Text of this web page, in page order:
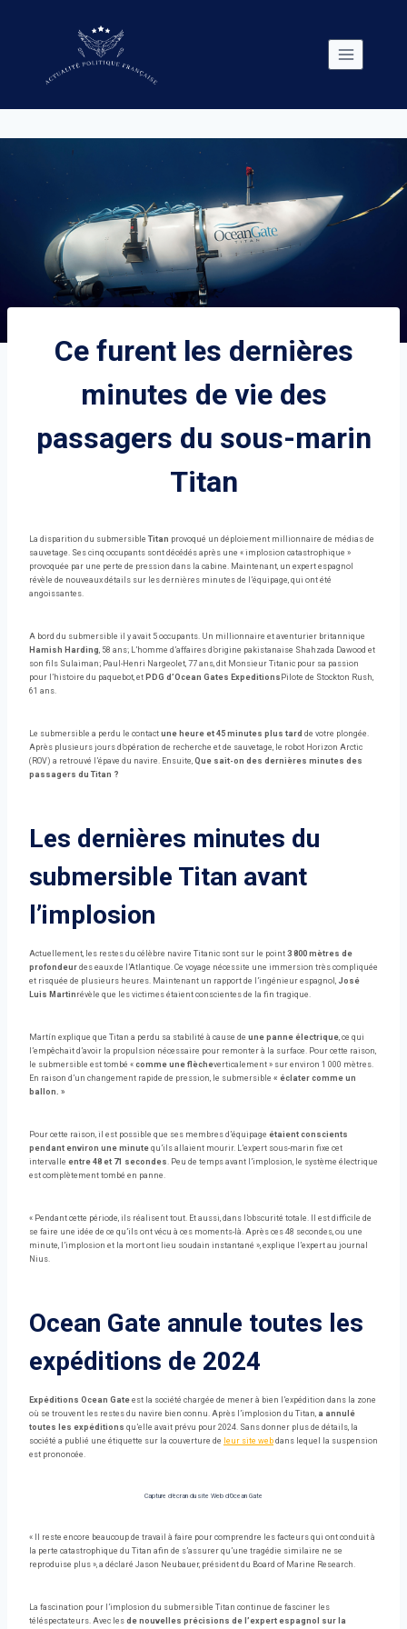
Ce furent les dernières
minutes de vie des
passagers du sous-marin
Titan
La disparition du submersibleTitan provoqué un déploiement millionnaire de médias de
sauvetage. Ses cinq occupants sont décédés après une « implosion catastrophique »
provoquée par une perte de pression dans la cabine. Maintenant, un expert espagnol
révèle de nouveaux détails sur les dernières minutes de l’équipage, qui ont été
angoissantes.
A bord du submersible il y avait 5 occupants. Un millionnaire et aventurier britannique
Hamish Harding, 58 ans; L’homme d’affaires d’origine pakistanaise Shahzada Dawood et
son fils Sulaiman; Paul-Henri Nargeolet, 77 ans, dit Monsieur Titanic pour sa passion
pour l’histoire du paquebot, et PDG d’Ocean Gates Expeditions Pilote de Stockton Rush,
61 ans.
Le submersible a perdu le contact une heure et 45 minutes plus tard de votre plongée.
Après plusieurs jours d’opération de recherche et de sauvetage, le robot Horizon Arctic
(ROV) a retrouvé l’épave du navire. Ensuite, Que sait-on des dernières minutes des
passagers du Titan ?
Les dernières minutes du
submersible Titan avant
l’implosion
Actuellement, les restes du célèbre navire Titanic sont sur le point 3 800 mètres de
profondeur des eaux de l’Atlantique. Ce voyage nécessite une immersion très compliquée
et risquée de plusieurs heures. Maintenant un rapport de l’ingénieur espagnol, José
Luis Martin révèle que les victimes étaient conscientes de la fin tragique.
Martín explique que Titan a perdu sa stabilité à cause de une panne électrique, ce qui
l’empêchait d’avoir la propulsion nécessaire pour remonter à la surface. Pour cette raison,
le submersible est tombé « comme une flècheverticalement » sur environ 1 000 mètres.
En raison d’un changement rapide de pression, le submersible « éclater comme un
ballon. »
Pour cette raison, il est possible que ses membres d’équipage étaient conscients
pendant environ une minute qu’ils allaient mourir. L’expert sous-marin fixe cet
intervalle entre 48 et 71 secondes. Peu de temps avant l’implosion, le système électrique
est complètement tombé en panne.
« Pendant cette période, ils réalisent tout. Et aussi, dans l’obscurité totale. Il est difficile de
se faire une idée de ce qu’ils ont vécu à ces moments-là. Après ces 48 secondes, ou une
minute, l’implosion et la mort ont lieu soudain instantané », explique l’expert au journal
Nius.
Ocean Gate annule toutes les
expéditions de 2024
Expéditions Ocean Gate est la société chargée de mener à bien l’expédition dans la zone
où se trouvent les restes du navire bien connu. Après l’implosion du Titan, a annulé
toutes les expéditions qu’elle avait prévu pour 2024. Sans donner plus de détails, la
société a publié une étiquette sur la couverture de leur site web dans lequel la suspension
est prononcée.
Capture d’écran du site Web d’Ocean Gate
« Il reste encore beaucoup de travail à faire pour comprendre les facteurs qui ont conduit à
la perte catastrophique du Titan afin de s’assurer qu’une tragédie similaire ne se
reproduise plus », a déclaré Jason Neubauer, président du Board of Marine Research.
La fascination pour l’implosion du submersible Titan continue de fasciner les
téléspectateurs. Avec les de nouvelles précisions de l’expert espagnol sur la